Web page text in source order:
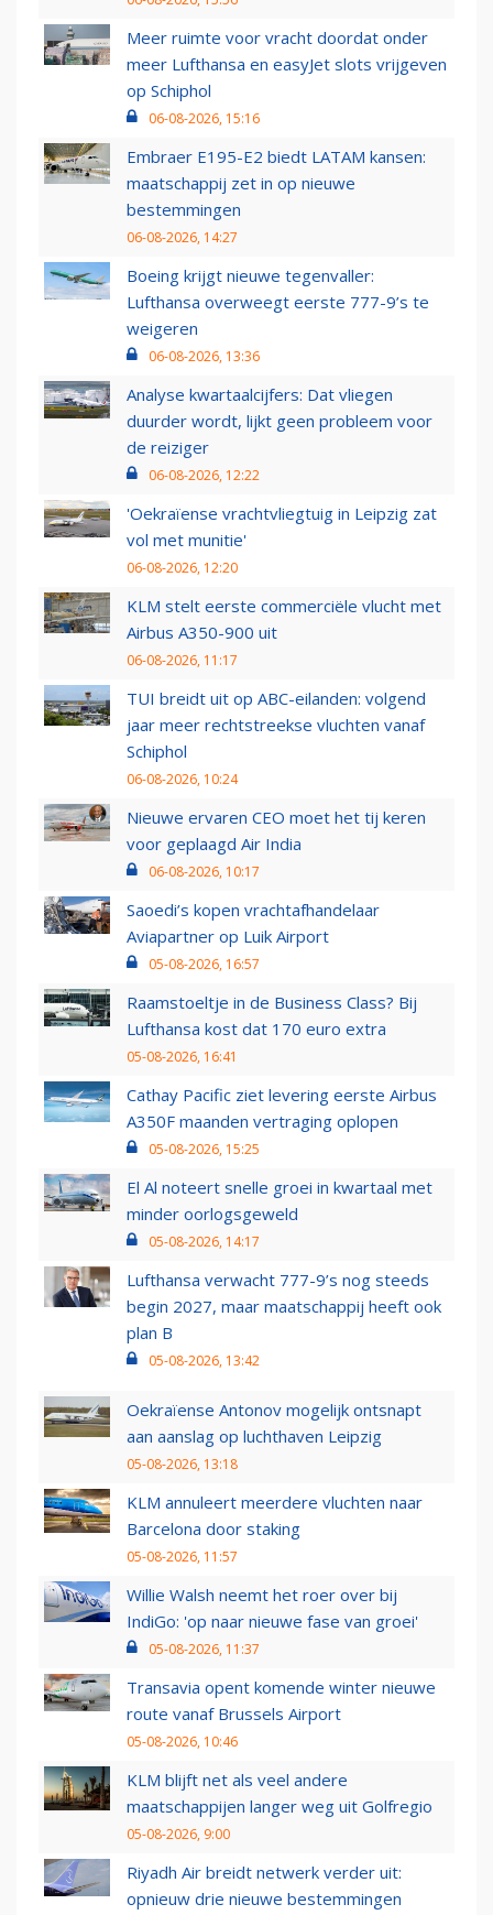
Meer ruimte voor vracht doordat onder
meer Lufthansa en easyJet slots vrijgeven
op Schiphol
06-08-2026, 15:16
Embraer E195-E2 biedt LATAM kansen:
maatschappij zet in op nieuwe
bestemmingen
06-08-2026, 14:27
Boeing krijgt nieuwe tegenvaller:
Lufthansa overweegt eerste 777-9’s te
weigeren
06-08-2026, 13:36
Analyse kwartaalcijfers: Dat vliegen
duurder wordt, lijkt geen probleem voor
de reiziger
06-08-2026, 12:22
'Oekraïense vrachtvliegtuig in Leipzig zat
vol met munitie'
06-08-2026, 12:20
KLM stelt eerste commerciële vlucht met
Airbus A350-900 uit
06-08-2026, 11:17
TUI breidt uit op ABC-eilanden: volgend
jaar meer rechtstreekse vluchten vanaf
Schiphol
06-08-2026, 10:24
Nieuwe ervaren CEO moet het tij keren
voor geplaagd Air India
06-08-2026, 10:17
Saoedi’s kopen vrachtafhandelaar
Aviapartner op Luik Airport
05-08-2026, 16:57
Raamstoeltje in de Business Class? Bij
Lufthansa kost dat 170 euro extra
05-08-2026, 16:41
Cathay Pacific ziet levering eerste Airbus
A350F maanden vertraging oplopen
05-08-2026, 15:25
El Al noteert snelle groei in kwartaal met
minder oorlogsgeweld
05-08-2026, 14:17
Lufthansa verwacht 777-9’s nog steeds
begin 2027, maar maatschappij heeft ook
plan B
05-08-2026, 13:42
Oekraïense Antonov mogelijk ontsnapt
aan aanslag op luchthaven Leipzig
05-08-2026, 13:18
KLM annuleert meerdere vluchten naar
Barcelona door staking
05-08-2026, 11:57
Willie Walsh neemt het roer over bij
IndiGo: 'op naar nieuwe fase van groei'
05-08-2026, 11:37
Transavia opent komende winter nieuwe
route vanaf Brussels Airport
05-08-2026, 10:46
KLM blijft net als veel andere
maatschappijen langer weg uit Golfregio
05-08-2026, 9:00
Riyadh Air breidt netwerk verder uit:
opnieuw drie nieuwe bestemmingen